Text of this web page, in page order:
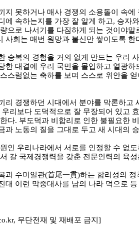
지 못하거나 매사 경쟁의 소용돌이 속
에 속하는지를 가장 잘 알게 하고, 승자
으로 나서기를 다짐하게 되는 것이야
사회는 매번 원망과 불신만 쌓이도록 한
승복의 경험을 거의 없게 만드는 우리
한 대결에 우리 국민을 몰입하고 열광
스럼없는 축하를 보며 스스로 위안을
리 경쟁하던 시대에서 분야를 막론하고
리보다 도덕적으로 잘 무장되어 있고
다. 부도덕과 비합리로 인한 불필요한
과 노동의 질을 그대로 두고 새 시대의
인 우리나라에서 서로를 인정할 수 없
갈 국제경쟁력을 갖춘 전문인력의 육
과 수미일관(首尾一貫)하는 합리성의
대 이런 막중대사를 남의 나라 덕으로
무단전재 및 재배포 금지]